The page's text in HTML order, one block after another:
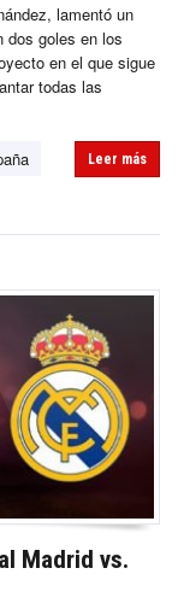
lamentó un
dos goles en los
en el que sigue
todas las
Leer más
Madrid vs.